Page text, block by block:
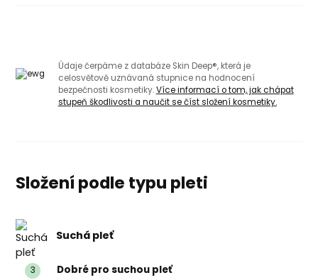
Údaje čerpáme z databáze Skin Deep®, která je
celosvětově uznávaná stupnice na hodnocení
bezpečnosti kosmetiky.Více informací o tom, jak chápat
stupeň škodlivosti a naučit se číst složení kosmetiky.
Složení podle typu pleti
Suchá pleť
3 Dobré pro suchou pleť